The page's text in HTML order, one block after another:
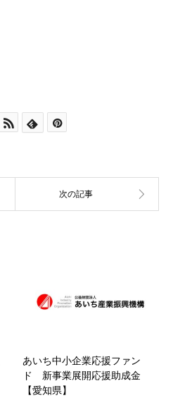
あいち中小企業応援ファン
ド 新事業展開応援助成金
【愛知県】